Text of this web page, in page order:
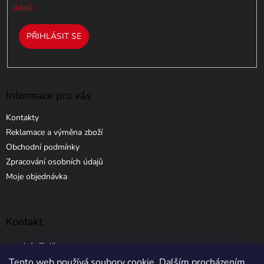
údajů
PŘIHLÁSIT SE
Informace pro vás
Kontakty
Reklamace a výměna zboží
Obchodní podmínky
Zpracování osobních údajů
Moje objednávka
Kontakt
info @ elibros.cz